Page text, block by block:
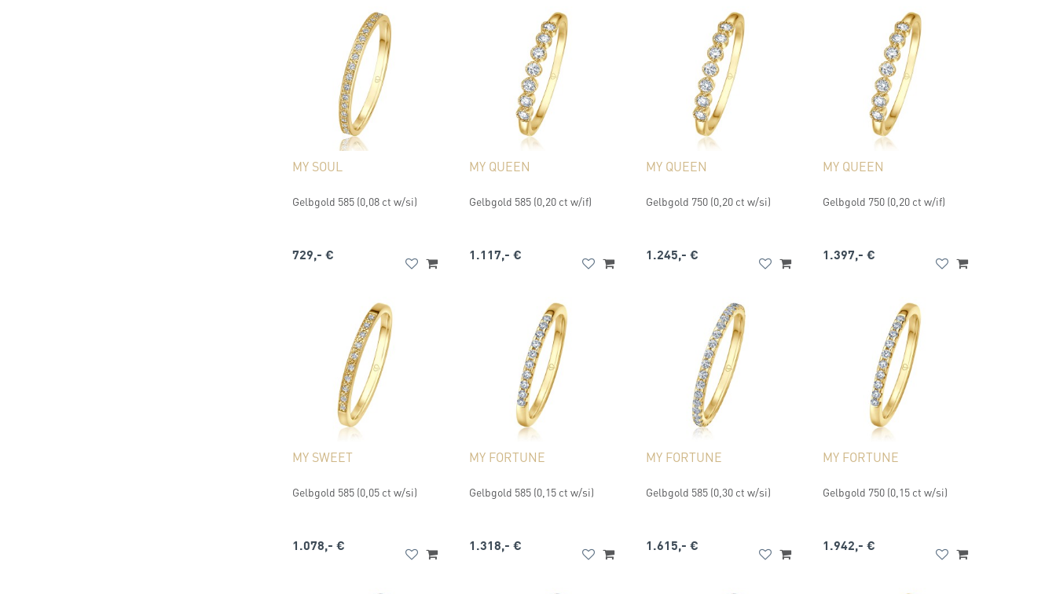
MY SOUL
Gelbgold 585 (0,08 ct w/si)
729,- €
MY QUEEN
Gelbgold 585 (0,20 ct w/if)
1.117,- €
MY QUEEN
Gelbgold 750 (0,20 ct w/si)
1.245,- €
MY QUEEN
Gelbgold 750 (0,20 ct w/if)
1.397,- €
MY SWEET
Gelbgold 585 (0,05 ct w/si)
1.078,- €
MY FORTUNE
Gelbgold 585 (0,15 ct w/si)
1.318,- €
MY FORTUNE
Gelbgold 585 (0,30 ct w/si)
1.615,- €
MY FORTUNE
Gelbgold 750 (0,15 ct w/si)
1.942,- €